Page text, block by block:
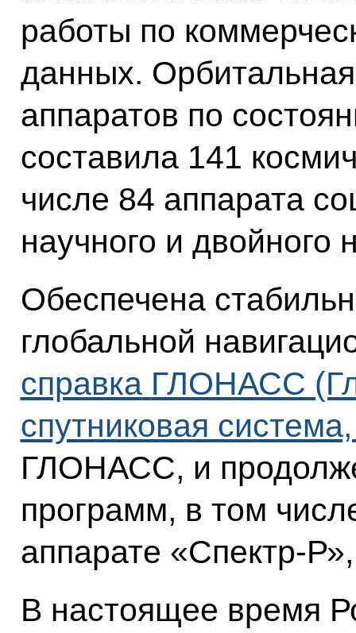
работы по
данных. Орбитальная
аппаратов по
составила 141
числе 84 аппарата
научного и двойного
Обеспечена
глобальной
справка ГЛОНАСС
спутниковая
ГЛОНАСС, и
программ, в том
аппарате «Спектр-
В настоящее время